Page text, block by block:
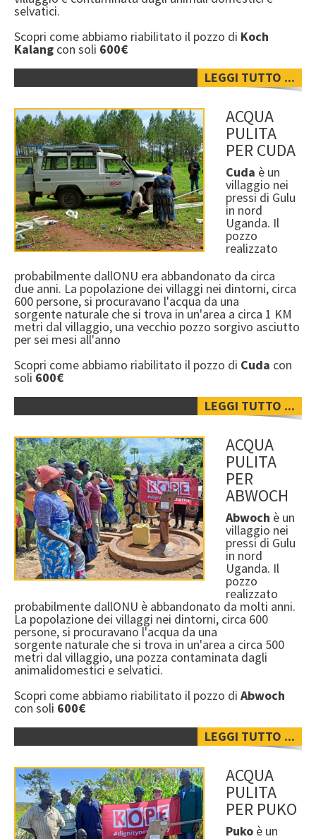
selvatici.
Scopri come abbiamo riabilitato il pozzo di Koch
Kalang con soli 600€
LEGGI TUTTO ...
ACQUA
PULITA
PER CUDA
Cuda è un
villaggio nei
pressi di Gulu
in nord
Uganda. Il
pozzo
realizzato
probabilmente dallONU era abbandonato da circa
due anni. La popolazione dei villaggi nei dintorni, circa
600 persone, si procuravano l'acqua da una
sorgente naturale che si trova in un'area a circa 1 KM
metri dal villaggio, una vecchio pozzo sorgivo asciutto
per sei mesi all'anno
Scopri come abbiamo riabilitato il pozzo di Cuda con
soli600€
LEGGI TUTTO ...
ACQUA
PULITA
PER
ABWOCH
Abwoch è un
villaggio nei
pressi di Gulu
in nord
Uganda. Il
pozzo
realizzato
probabilmente dallONU è abbandonato da molti anni.
La popolazione dei villaggi nei dintorni, circa 600
persone, si procuravano l'acqua da una
sorgente naturale che si trova in un'area a circa 500
metri dal villaggio, una pozza contaminata dagli
animalidomestici e selvatici.
Scopri come abbiamo riabilitato il pozzo di Abwoch
con soli 600€
LEGGI TUTTO ...
ACQUA
PULITA
PER PUKO
Puko è un